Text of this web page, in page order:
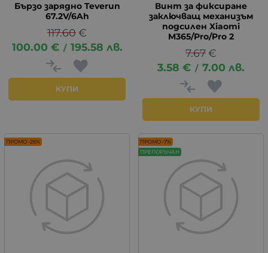
Бързо зарядно Teverun
67.2V/6Ah
117.60€
100.00 € / 195.58 лв.
КУПИ
Винт за фиксиране
заключващ механизъм
подсилен Xiaomi
M365/Pro/Pro 2
7.67€
3.58 € / 7.00 лв.
КУПИ
ПРОМО -26%
ПРОМО -7%
ПРЕПОРЪЧАН